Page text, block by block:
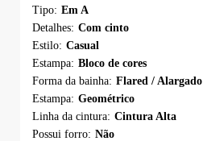
Tipo: Em A
Detalhes: Com cinto
Estilo: Casual
Estampa: Bloco de cores
Forma da bainha: Flared / Alargado
Estampa: Geométrico
Linha da cintura: Cintura Alta
Possui forro: Não